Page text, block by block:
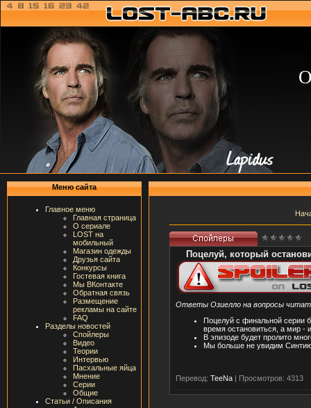
Меню сайта
Главное меню
Главная страница
О сериале
LOST на
мобильный
Магазин одежды
Друзья сайта
Конкурсы
Гостевая книга
Мы ВКонтакте
Обратная связь
Размещение
рекламы на сайте
FAQ
Разделы новостей
Спойлеры
Видео
Теории
Интервью
Пасхальные яйца
Мнение
Серии
Общие
Статьи / Описания
Поцелуй, который
Ответы Озиелло на вопросы
Поцелуй с финальной серии
время остановиться, а мир -
В эпизоде будет пролито
Мы больше не увидим Синтию
Перевод: TeeNa | Просмотров: 4313